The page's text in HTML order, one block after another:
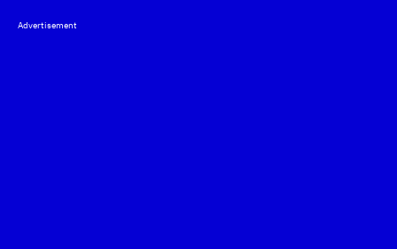
Advertisement